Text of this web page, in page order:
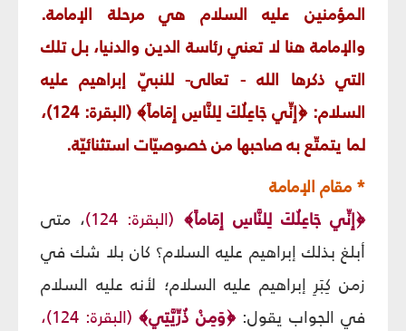
المؤمنين عليه السلام هي مرحلة الإمامة.
والإمامة هنا لا تعني رئاسة الدين والدنيا، بل تلك
التي ذكرها الله - تعالى- للنبيّ إبراهيم عليه
السلام: ﴿إِنِّي جَاعِلُكَ لِلنَّاسِ إِمَاماً﴾ (البقرة: 124)،
لما يتمتّع به صاحبها من خصوصيّات استثنائيّة.
* مقام الإمامة
﴿إِنِّي جَاعِلُكَ لِلنَّاسِ إِمَاماً﴾ (البقرة: 124)
، متى
أبلغ بذلك إبراهيم عليه السلام؟ كان بلا شك في
زمن كِبَرِ إبراهيم عليه السلام؛ لأنه عليه السلام
في الجواب يقول:﴿وَمِنْ ذُرِّيَّتِي﴾ (البقرة: 124)،